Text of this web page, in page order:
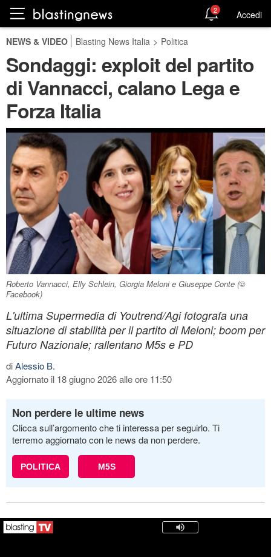
2 Accedi
NEWS & VIDEO Blasting News Italia > Politica
Sondaggi: exploit del partito
di Vannacci, calano Lega e
Forza Italia
Roberto Vannacci, Elly Schlein, Giorgia Meloni e Giuseppe Conte (©
Facebook)
L'ultima Supermedia di Youtrend/Agi fotografa una
situazione di stabilità per il partito di Meloni; boom per
Futuro Nazionale; rallentano M5s e PD
diAlessio B.
Aggiornato il 18 giugno 2026 alle ore 11:50
Non perdere le ultime news
Clicca sull’argomento che ti interessa per seguirlo. Ti
terremo aggiornato con le news da non perdere.
POLITICA M5S